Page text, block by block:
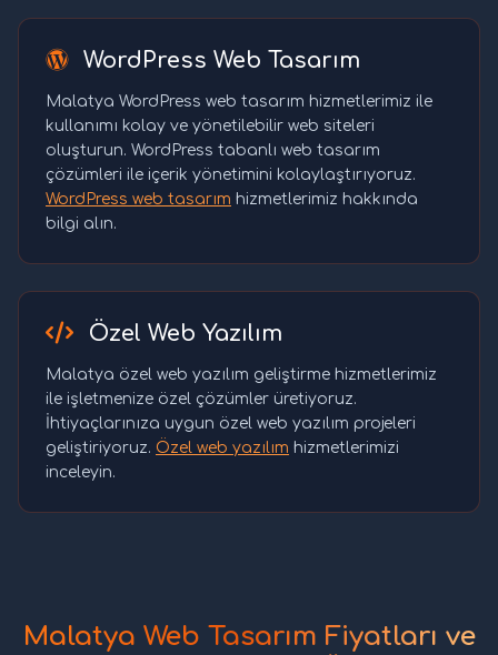
WordPress Web Tasarım
Malatya WordPress web tasarım hizmetlerimiz ile
kullanımı kolay ve yönetilebilir web siteleri
oluşturun. WordPress tabanlı web tasarım
çözümleri ile içerik yönetimini kolaylaştırıyoruz.
WordPress web tasarım hizmetlerimiz hakkında
bilgi alın.
Özel Web Yazılım
Malatya özel web yazılım geliştirme hizmetlerimiz
ile işletmenize özel çözümler üretiyoruz.
İhtiyaçlarınıza uygun özel web yazılım projeleri
geliştiriyoruz. Özel web yazılım hizmetlerimizi
inceleyin.
Malatya Web Tasarım Fiyatları ve